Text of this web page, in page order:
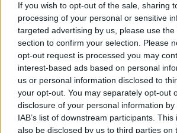
If you wish to opt-out of the sale, sharing
processing of your personal or sensitive
targeted advertising by us, please use
section to confirm your selection. Please
opt-out request is processed you may
interest-based ads based on personal
us or personal information disclosed to
your opt-out. You may separately opt-out
disclosure of your personal information
IAB’s list of downstream participants.
also be disclosed by us to third parties on
Országos hírek